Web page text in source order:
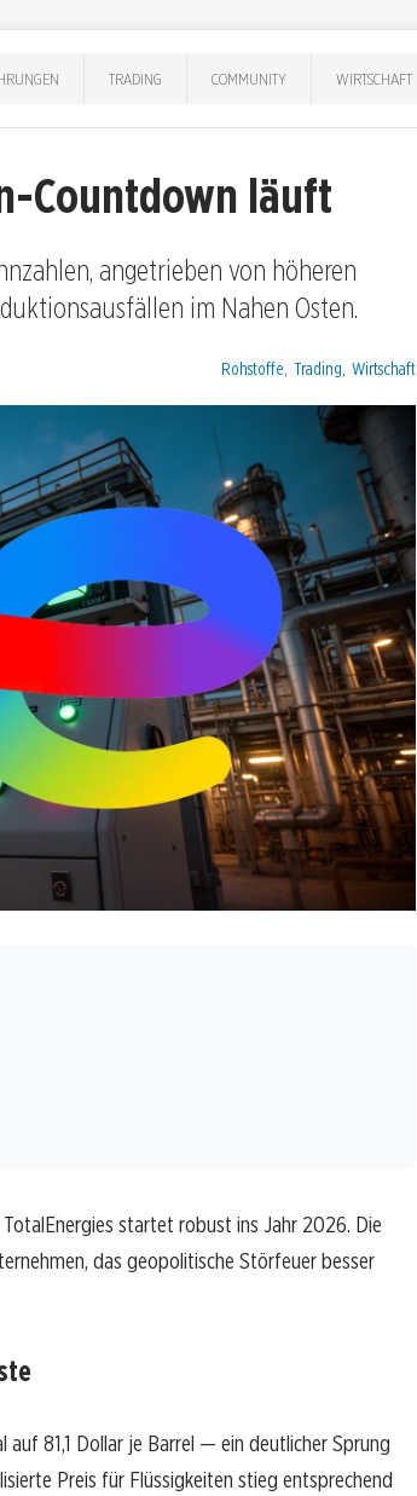
TRADING COMMUNITY WIRTSCHAFT
Countdown läuft
angetrieben von höheren
im Nahen Osten.
Kategorien:
Rohstoffe Trading Wirtschaft
startet robust ins Jahr 2026. Die
das geopolitische Störfeuer besser
81,1 Dollar je Barrel — ein deutlicher Sprung
Preis für Flüssigkeiten stieg entsprechend